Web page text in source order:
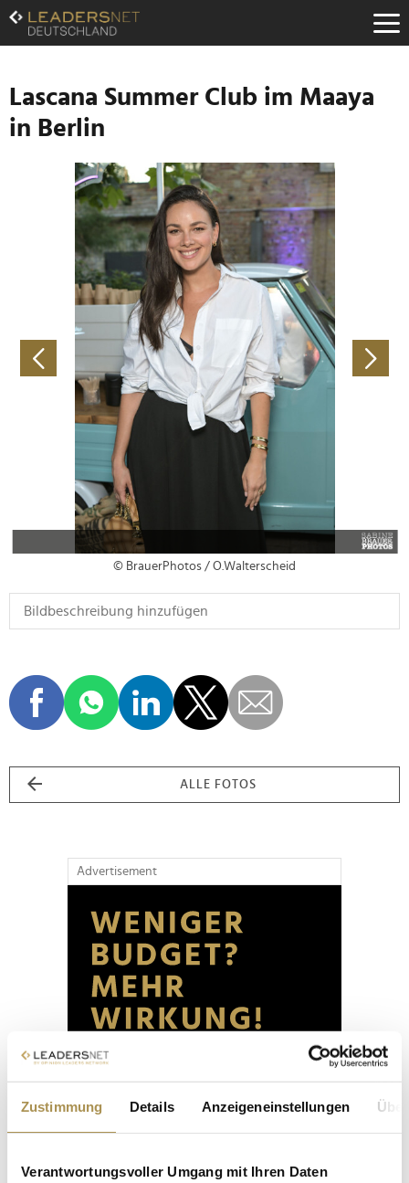
Zustimmung Details Anzeigeneinstellungen
Verantwortungsvoller Umgang mit Ihren Daten
Zum
Inhalt
Zur
Navigation
Zur
Hauptnavigation
Lascana Summer Club im Maaya
in Berlin
© BrauerPhotos / O.Walterscheid
ALLE FOTOS
Advertisement